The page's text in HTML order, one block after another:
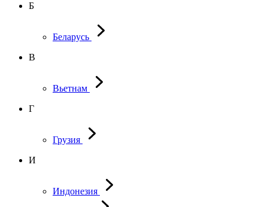
Б
Беларусь
В
Вьетнам
Г
Грузия
И
Индонезия